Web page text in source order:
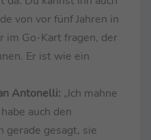
von vor fünf Jahren in
im Go-Kart fragen, der
Er ist wie ein
Antonelli: „Ich mahne
auch den
gerade gesagt, sie